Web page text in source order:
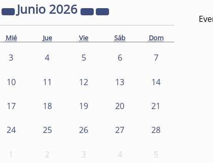
Junio 2026
Mié Jue Vie Sáb Dom
3 4 5 6 7
10 11 12 13 14
17 18 19 20 21
24 25 26 27 28
1 2 3 4 5